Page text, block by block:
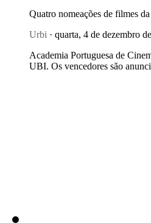
Quatro nomeações de filmes
Urbi · quarta, 4 de dezembro
Academia Portuguesa de
UBI. Os vencedores são